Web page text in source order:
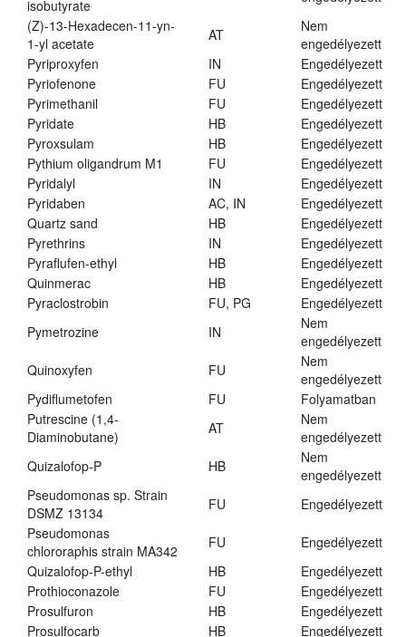
isobutyrate
(Z)-13-Hexadecen-11-yn-
1-yl acetate
AT
Nem
engedélyezett
Pyriproxyfen
IN
Engedélyezett
Pyriofenone
FU
Engedélyezett
Pyrimethanil
FU
Engedélyezett
Pyridate
HB
Engedélyezett
Pyroxsulam
HB
Engedélyezett
Pythium oligandrum M1
FU
Engedélyezett
Pyridalyl
IN
Engedélyezett
Pyridaben
AC, IN
Engedélyezett
Quartz sand
HB
Engedélyezett
Pyrethrins
IN
Engedélyezett
Pyraflufen-ethyl
HB
Engedélyezett
Quinmerac
HB
Engedélyezett
Pyraclostrobin
FU, PG
Engedélyezett
Pymetrozine
IN
Nem
engedélyezett
Quinoxyfen
FU
Nem
engedélyezett
Pydiflumetofen
FU
Folyamatban
Putrescine (1,4-
Diaminobutane)
AT
Nem
engedélyezett
Quizalofop-P
HB
Nem
engedélyezett
Pseudomonas sp. Strain
DSMZ 13134
FU
Engedélyezett
Pseudomonas
chlororaphis strain MA342
FU
Engedélyezett
Quizalofop-P-ethyl
HB
Engedélyezett
Prothioconazole
FU
Engedélyezett
Prosulfuron
HB
Engedélyezett
Prosulfocarb
HB
Engedélyezett